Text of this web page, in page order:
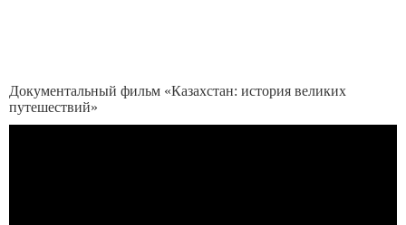
Документальный фильм «Казахстан: история великих
путешествий»